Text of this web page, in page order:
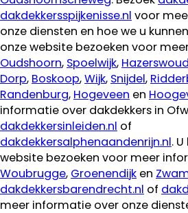
dakdekkersspijkenisse.nl voor
onze diensten en hoe we u
onze website bezoeken voor
Oudshoorn, Spoelwijk,
Dorp, Boskoop,Wijk, Snijdel,
Randenburg, Hogeveen en
informatie over dakdekkers in
dakdekkersinleiden.nl of
dakdekkersalphenaandenrijn.nl.
website bezoeken voor meer
Woubrugge, Groenendijk en
dakdekkersbarendrecht.nl of
meer informatie over onze